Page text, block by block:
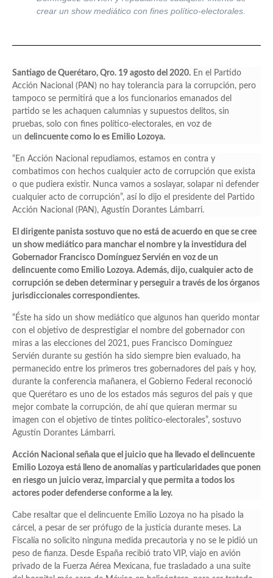
crear un show mediático con fines político-electorales
Santiago de Querétaro, Qro. 19 agosto del 2020. En el Partido
Acción Nacional (PAN) no hay tolerancia para la corrupción, pero
tampoco se permitirá que a los funcionarios emanados del
partido se les achaquen calumnias y supuestos delitos, sin
pruebas, solo con fines político-electorales, en voz de
un delincuente como lo es Emilio Lozoya.
“En Acción Nacional repudiamos, estamos en contra y
combatimos con hechos cualquier acto de corrupción que exista
o que pudiera existir. Nunca vamos a soslayar, solapar ni defender
cualquier acto de corrupción”, así lo dijo el presidente del Partido
Acción Nacional (PAN), Agustín Dorantes Lámbarri.
El dirigente panista sostuvo que no está de acuerdo en que se cree
un show mediático para manchar el nombre y la investidura del
Gobernador Francisco Domínguez Servién en voz de un
delincuente como Emilio Lozoya. Además, dijo, cualquier acto de
corrupción se deben determinar y perseguir a través de los órganos
jurisdiccionales correspondientes.
“Éste ha sido un show mediático que algunos han querido montar
con el objetivo de desprestigiar el nombre del gobernador con
miras a las elecciones del 2021, pues Francisco Domínguez
Servién durante su gestión ha sido siempre bien evaluado, ha
permanecido entre los primeros tres gobernadores del país y hoy,
durante la conferencia mañanera, el Gobierno Federal reconoció
que Querétaro es uno de los estados más seguros del país y que
mejor combate la corrupción, de ahí que quieran mermar su
imagen con el objetivo de tintes político-electorales”, sostuvo
Agustín Dorantes Lámbarri.
Acción Nacional señala que el juicio que ha llevado el delincuente
Emilio Lozoya está lleno de anomalías y particularidades que ponen
en riesgo un juicio veraz, imparcial y que permita a todos los
actores poder defenderse conforme a la ley.
Cabe resaltar que el delincuente Emilio Lozoya no ha pisado la
cárcel, a pesar de ser prófugo de la justicia durante meses. La
Fiscalía no solicito ninguna medida precautoria y no se le pidió un
peso de fianza. Desde España recibió trato VIP, viajo en avión
privado de la Fuerza Aérea Mexicana, fue trasladado a una suite